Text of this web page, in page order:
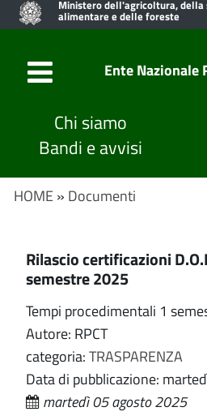
Ministero dell'agricoltura, della
alimentare e delle foreste
Ente Nazionale
Chi siamo
Bandi e avvisi
HOME » Documenti
Rilascio certificazioni
semestre 2025
Tempi procedimentali 1
Autore: RPCT
categoria:TRASPARENZA
Data di pubblicazione:
martedì 05 agosto 2025